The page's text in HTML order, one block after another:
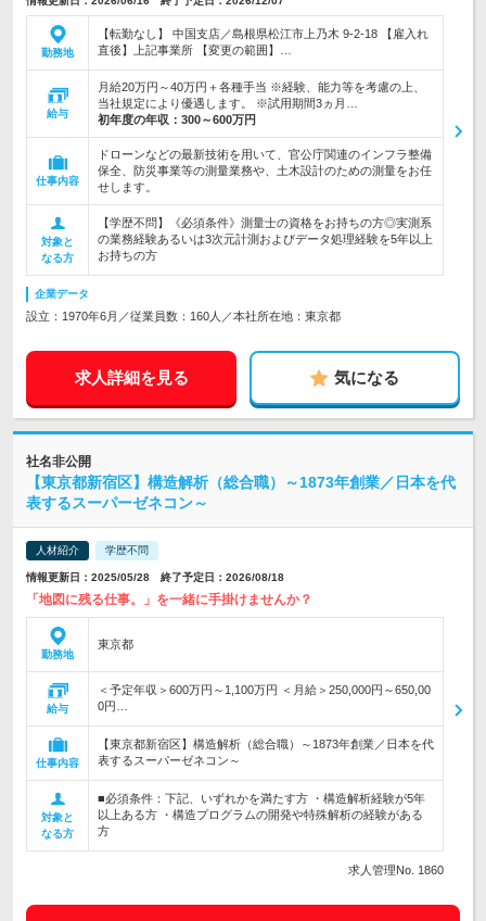
勤務地
【転勤なし】 中国支店／島根県松江市上乃木 9-2-18 【雇入れ
直後】上記事業所 【変更の範囲】…
給与
月給20万円～40万円＋各種手当 ※経験、能力等を考慮の上、
当社規定により優遇します。 ※試用期間3ヵ月…
初年度の年収： 300～600万円
仕事内容
ドローンなどの最新技術を用いて、官公庁関連のインフラ整備
保全、防災事業等の測量業務や、土木設計のための測量をお任
せします。
対象と
なる方
【学歴不問】《必須条件》測量士の資格をお持ちの方◎実測系
の業務経験あるいは3次元計測およびデータ処理経験を5年以上
お持ちの方
企業データ
設立：1970年6月／従業員数：160人／本社所在地：東京都
求人詳細を見る 気になる
社名非公開
【東京都新宿区】構造解析（総合職）～1873年創業／日本を代
表するスーパーゼネコン～
人材紹介 学歴不問
情報更新日：2025/05/28 終了予定日：2026/08/18
「地図に残る仕事。」を一緒に手掛けませんか？
勤務地
東京都
給与
＜予定年収＞600万円～1,100万円 ＜月給＞250,000円～650,00
0円…
仕事内容
【東京都新宿区】構造解析（総合職）～1873年創業／日本を代
表するスーパーゼネコン～
対象と
なる方
■必須条件：下記、いずれかを満たす方 ・構造解析経験が5年
以上ある方 ・構造プログラムの開発や特殊解析の経験がある
方
求人管理No. 1860